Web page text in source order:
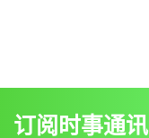
订阅时事通讯